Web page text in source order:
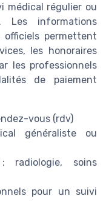
médical régulier ou
Les informations
permettent
les honoraires
les professionnels
de paiement
vous (rdv)
généraliste ou
: radiologie, soins
pour un suivi